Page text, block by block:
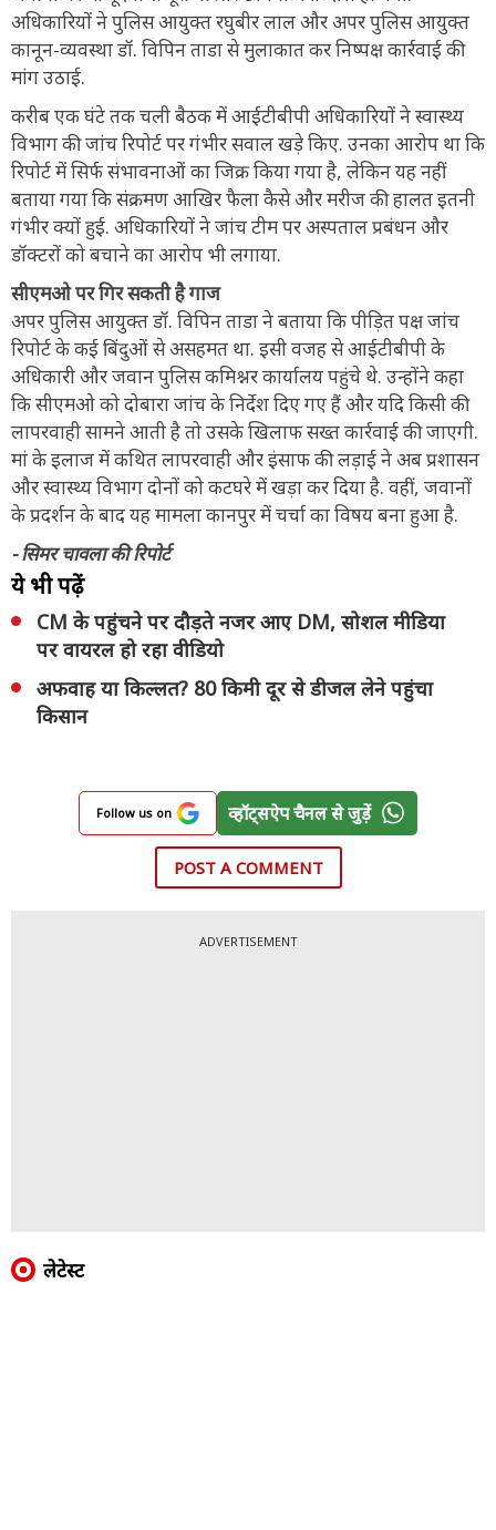
अधिकारियों ने पुलिस आयुक्त रघुबीर लाल और अपर पुलिस आयुक्त
कानून-व्यवस्था डॉ. विपिन ताडा से मुलाकात कर निष्पक्ष कार्रवाई की
मांग उठाई.
करीब एक घंटे तक चली बैठक में आईटीबीपी अधिकारियों ने स्वास्थ्य
विभाग की जांच रिपोर्ट पर गंभीर सवाल खड़े किए. उनका आरोप था कि
रिपोर्ट में सिर्फ संभावनाओं का जिक्र किया गया है, लेकिन यह नहीं
बताया गया कि संक्रमण आखिर फैला कैसे और मरीज की हालत इतनी
गंभीर क्यों हुई. अधिकारियों ने जांच टीम पर अस्पताल प्रबंधन और
डॉक्टरों को बचाने का आरोप भी लगाया.
सीएमओ पर गिर सकती है गाज
अपर पुलिस आयुक्त डॉ. विपिन ताडा ने बताया कि पीड़ित पक्ष जांच
रिपोर्ट के कई बिंदुओं से असहमत था. इसी वजह से आईटीबीपी के
अधिकारी और जवान पुलिस कमिश्नर कार्यालय पहुंचे थे. उन्होंने कहा
कि सीएमओ को दोबारा जांच के निर्देश दिए गए हैं और यदि किसी की
लापरवाही सामने आती है तो उसके खिलाफ सख्त कार्रवाई की जाएगी.
मां के इलाज में कथित लापरवाही और इंसाफ की लड़ाई ने अब प्रशासन
और स्वास्थ्य विभाग दोनों को कटघरे में खड़ा कर दिया है. वहीं, जवानों
के प्रदर्शन के बाद यह मामला कानपुर में चर्चा का विषय बना हुआ है.
- सिमर चावला की रिपोर्ट
ये भी पढ़ें
CM के पहुंचने पर दौड़ते नजर आए DM, सोशल मीडिया
पर वायरल हो रहा वीडियो
अफवाह या किल्लत? 80 किमी दूर से डीजल लेने पहुंचा
किसान
Follow us on व्हॉट्सऐप चैनल से जुड़ें
POST A COMMENT
ADVERTISEMENT
लेटेस्ट